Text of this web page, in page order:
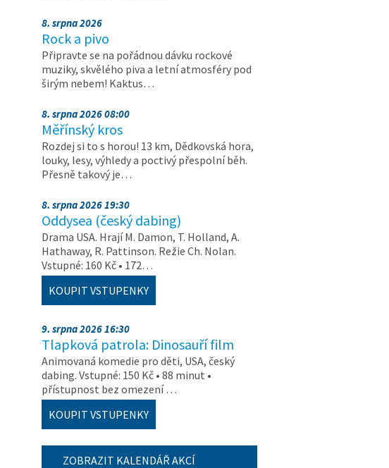
8. srpna 2026
Rock a pivo
Připravte se na pořádnou dávku rockové
muziky, skvělého piva a letní atmosféry pod
širým nebem! Kaktus…
8. srpna 2026 08:00
Měřínský kros
Rozdej si to s horou! 13 km, Dědkovská hora,
louky, lesy, výhledy a poctivý přespolní běh.
Přesně takový je…
8. srpna 2026 19:30
Oddysea (český dabing)
Drama USA. Hrají M. Damon, T. Holland, A.
Hathaway, R. Pattinson. Režie Ch. Nolan.
Vstupné: 160 Kč • 172…
KOUPIT VSTUPENKY
9. srpna 2026 16:30
Tlapková patrola: Dinosauří film
Animovaná komedie pro děti, USA, český
dabing. Vstupné: 150 Kč • 88 minut •
přístupnost bez omezení …
KOUPIT VSTUPENKY
ZOBRAZIT KALENDÁŘ AKCÍ